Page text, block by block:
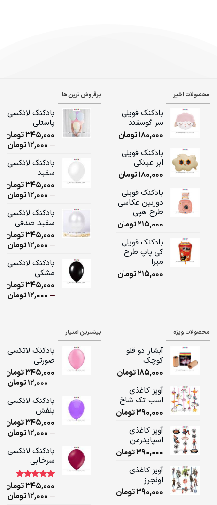
محصولات اخیر
بادکنک فویلی
سر گوسفند
180,000تومان
بادکنک فویلی
ابر عینکی
180,000تومان
بادکنک فویلی
دوربین عکاسی
طرح هپی
215,000تومان
بادکنک فویلی
کی پاپ طرح
میرا
215,000تومان
پرفروش ترین ها
بادکنک لاتکسی
پاستلی
345,000تومان
–
12,000تومان
بادکنک لاتکسی
سفید
345,000تومان
–
12,000تومان
بادکنک لاتکسی
سفید صدفی
345,000تومان
–
12,000تومان
بادکنک لاتکسی
مشکی
345,000تومان
–
12,000تومان
محصولات ویژه
آبشار دو قلو
کوچک
185,000تومان
آویز کاغذی
اسب تک شاخ
390,000تومان
آویز کاغذی
اسپایدرمن
390,000تومان
آویز کاغذی
اونجرز
390,000تومان
بیشترین امتیاز
بادکنک لاتکسی
صورتی
345,000تومان
–
12,000تومان
بادکنک لاتکسی
بنفش
345,000تومان
–
12,000تومان
بادکنک لاتکسی
سرخابی
امتیاز5.00
1
مشتری
345,000تومان
–
12,000تومان